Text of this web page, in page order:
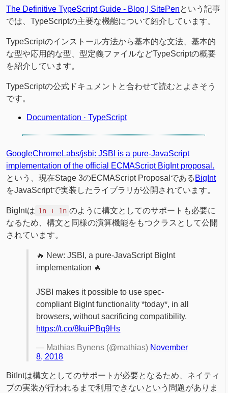
The Definitive TypeScript Guide - Blog | SitePenという記事
では、TypeScriptの主要な機能について紹介しています。
TypeScriptのインストール方法から基本的な文法、基本的
な型や応用的な型、型定義ファイルなどTypeScriptの概要
を紹介しています。
TypeScriptの公式ドキュメントと合わせて読むとよさそう
です。
Documentation · TypeScript
GoogleChromeLabs/jsbi: JSBI is a pure-JavaScript
implementation of the official ECMAScript BigInt proposal.
という、現在Stage 3のECMAScript Proposalである BigInt
をJavaScriptで実装したライブラリが公開されています。
BigIntは 1n + 1n のように構文としてのサポートも必要に
なるため、構文と同様の演算機能をもつクラスとして公開
されています。
🔥 New: JSBI, a pure-JavaScript BigInt
implementation 🔥
JSBI makes it possible to use spec-
compliant BigInt functionality *today*, in all
browsers, without sacrificing compatibility.
https://t.co/8kuiPBq9Hs
— Mathias Bynens (@mathias) November
8, 2018
BitIntは構文としてのサポートが必要となるため、ネイティ
ブの実装が行われるまで利用できないという問題がありま